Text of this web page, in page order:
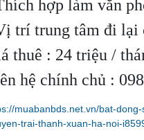
hợp làm văn
trí trung tâm đi lại
thuê : 24 triệu /
hệ chính chủ :
muabanbds.net.vn/bat-
trai-thanh-xuan-ha-noi-